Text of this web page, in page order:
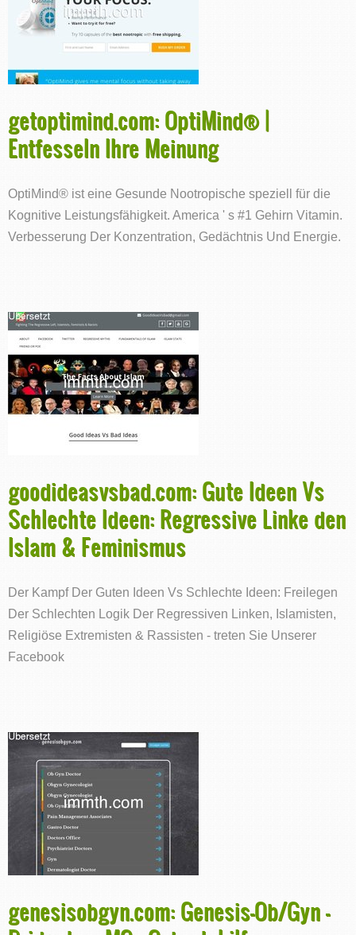
getoptimind.com: OptiMind® |
Entfesseln Ihre Meinung
OptiMind® ist eine Gesunde Nootropische speziell für die
Kognitive Leistungsfähigkeit. America ' s #1 Gehirn Vitamin.
Verbesserung Der Konzentration, Gedächtnis Und Energie.
goodideasvsbad.com: Gute Ideen Vs
Schlechte Ideen: Regressive Linke den
Islam & Feminismus
Der Kampf Der Guten Ideen Vs Schlechte Ideen: Freilegen
Der Schlechten Logik Der Regressiven Linken, Islamisten,
Religiöse Extremisten & Rassisten - treten Sie Unserer
Facebook
genesisobgyn.com: Genesis-Ob/Gyn -